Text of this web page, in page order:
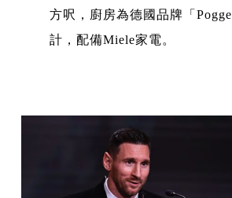
方呎，廚房為德國品牌「
計，配備Miele家電。